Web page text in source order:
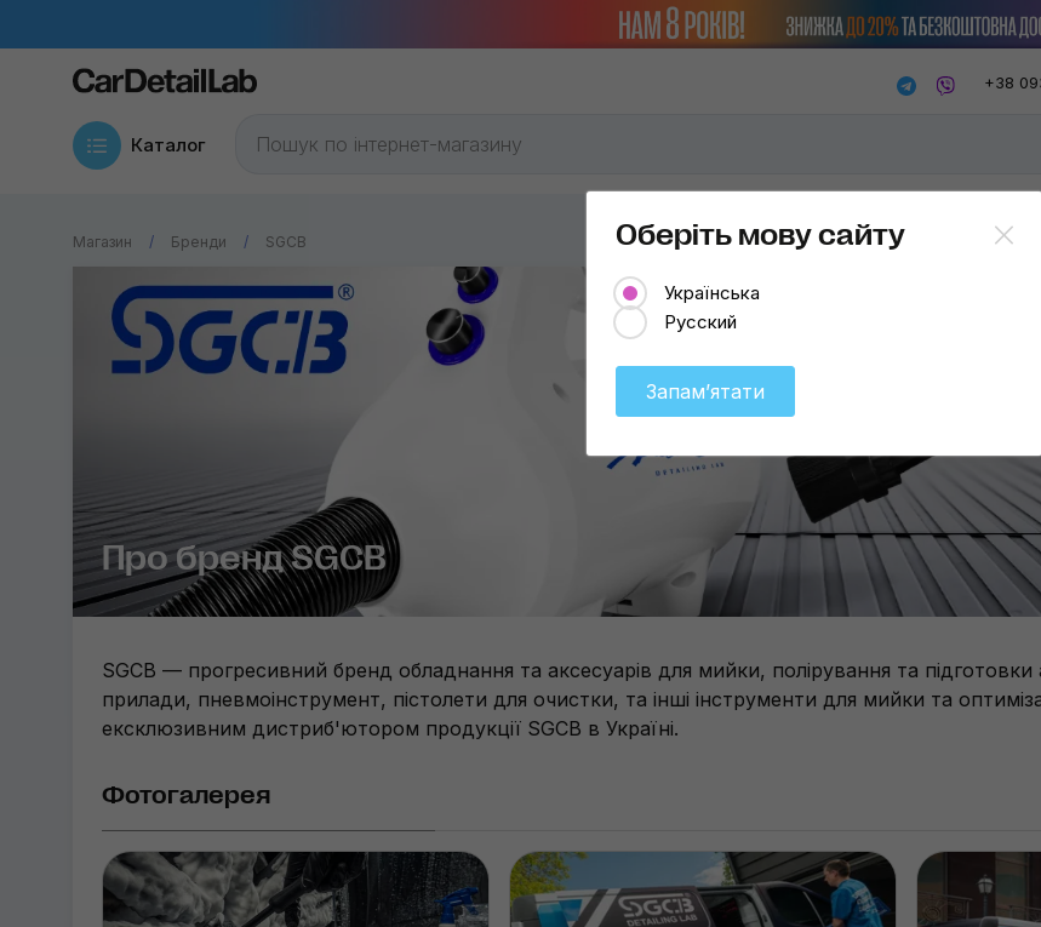
+38
Каталог
Магазин Бренди SGCB
Про бренд SGCB
SGCB — прогресивний бренд обладнання та аксесуарів для мийки, полірування та
прилади, пневмоінструмент, пістолети для очистки, та інші інструменти для мийки та
ексклюзивним дистриб'ютором продукції SGCB в Україні.
Фотогалерея
Оберіть мову сайту
Українська
Русский
Запамʼятати